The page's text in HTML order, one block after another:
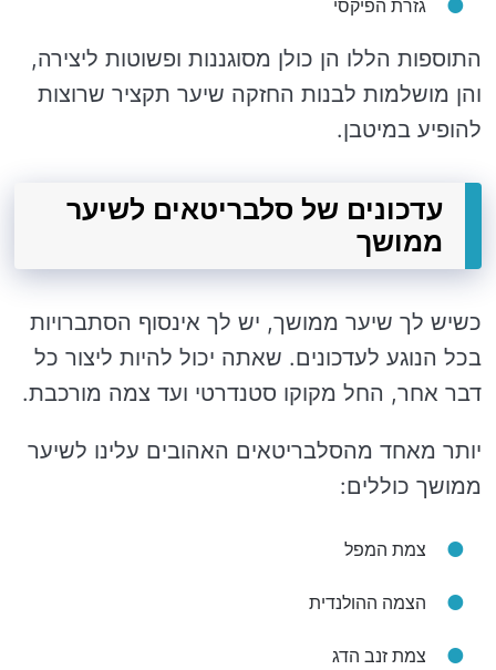
גזרת הפיקסי
התוספות הללו הן כולן מסוגננות ופשוטות ליצירה,
והן מושלמות לבנות החזקה שיער תקציר שרוצות
להופיע במיטבן.
עדכונים של סלבריטאים לשיער
ממושך
כשיש לך שיער ממושך, יש לך אינסוף הסתברויות
בכל הנוגע לעדכונים. שאתה יכול להיות ליצור כל
דבר אחר, החל מקוקו סטנדרטי ועד צמה מורכבת.
יותר מאחד מהסלבריטאים האהובים עלינו לשיער
ממושך כוללים:
צמת המפל
הצמה ההולנדית
צמת זנב הדג